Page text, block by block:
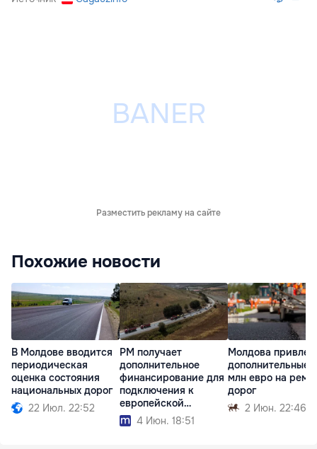
Разместить рекламу на сайте
Похожие новости
В Молдове вводится
периодическая
оценка состояния
национальных дорог
22 Июл. 22:52
РМ получает
дополнительное
финансирование для
подключения к
европейской
дорожной сети
4 Июн. 18:51
Молдова
дополнительные
млн евро на
дорог
2 Июн. 22:46